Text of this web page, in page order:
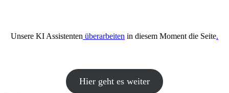
Unsere KI Assistenten überarbeiten in diesem Moment die Seite.
Hier geht es weiter